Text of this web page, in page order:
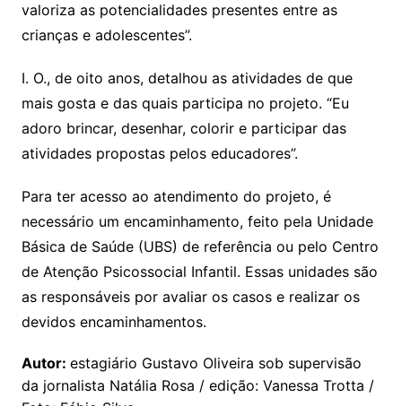
valoriza as potencialidades presentes entre as
crianças e adolescentes”.
I. O., de oito anos, detalhou as atividades de que
mais gosta e das quais participa no projeto. “Eu
adoro brincar, desenhar, colorir e participar das
atividades propostas pelos educadores”.
Para ter acesso ao atendimento do projeto, é
necessário um encaminhamento, feito pela Unidade
Básica de Saúde (UBS) de referência ou pelo Centro
de Atenção Psicossocial Infantil. Essas unidades são
as responsáveis por avaliar os casos e realizar os
devidos encaminhamentos.
Autor: estagiário Gustavo Oliveira sob supervisão
da jornalista Natália Rosa / edição: Vanessa Trotta /